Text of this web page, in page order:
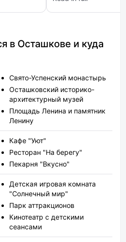
мне
подарили!)))) Безумное
приедем к Вам!
: Свобода
в Осташкове и куда
Свято-Успенский монастырь
Осташковский историко-
архитектурный музей
Площадь Ленина и памятник
Ленину
Кафе "Уют"
Ресторан "На берегу"
Пекарня "Вкусно"
Детская игровая комната
"Солнечный мир"
Парк аттракционов
Кинотеатр с детскими
сеансами